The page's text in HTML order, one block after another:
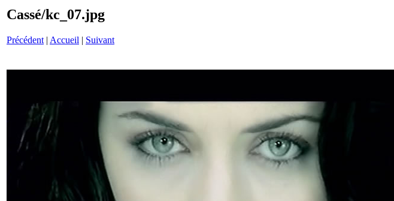
Cassé/kc_07.jpg
Précédent | Accueil | Suivant